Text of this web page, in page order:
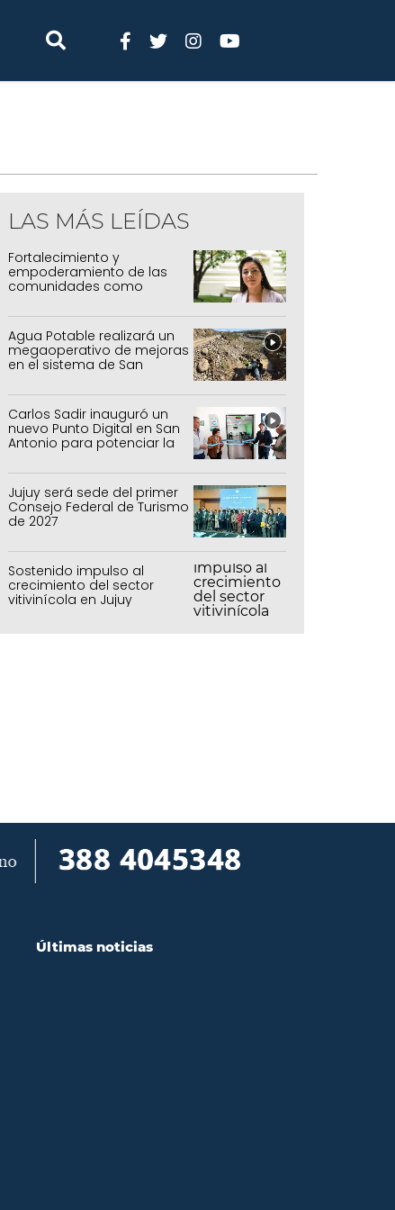
LAS MÁS LEÍDAS
Fortalecimiento y
empoderamiento de las
comunidades como
Agua Potable realizará un
megaoperativo de mejoras
en el sistema de San
Carlos Sadir inauguró un
nuevo Punto Digital en San
Antonio para potenciar la
inclusión tecnológica
Jujuy será sede del primer
Consejo Federal de Turismo
de 2027
Sostenido impulso al
crecimiento del sector
vitivinícola en Jujuy
Últimas noticias